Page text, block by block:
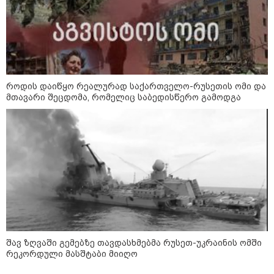
კატეგორიები
როდის დაიწყო რეალურად საქართველო-რუსეთის ომი და
მთავარი შეცდომა, რომელიც საბედისწერო გამოდგა
შავ ზღვაში გემებზე თავდასხმებმა რუსეთ-უკრაინის ომში
რეკორდული მასშტაბი მიიღო